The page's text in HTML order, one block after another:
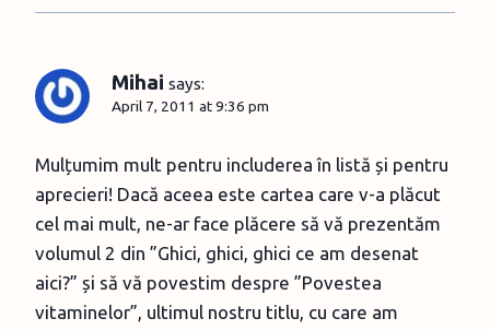
Mihai says:
April 7, 2011 at 9:36 pm
Mulțumim mult pentru includerea în listă și pentru
aprecieri! Dacă aceea este cartea care v-a plăcut
cel mai mult, ne-ar face plăcere să vă prezentăm
volumul 2 din ”Ghici, ghici, ghici ce am desenat
aici?” și să vă povestim despre ”Povestea
vitaminelor”, ultimul nostru titlu, cu care am